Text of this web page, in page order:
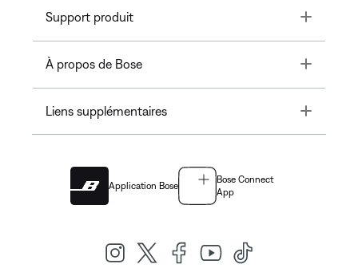
Support produit Toggle
À propos de Bose Toggle
Liens supplémentaires Toggle
Application Bose
Bose Connect
App